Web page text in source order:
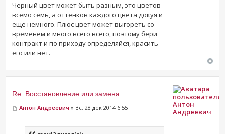
Черный цвет может быть разным, это цветов
всемо семь, а оттенков каждого цвета докуя и
еще немного. Плюс цвет может выгореть со
временем и много всего всего, поэтому бери
контракт и по приходу определяйся, красить
его или нет.
Re: Восстановление или замена
Aнтон Андреевич » Вс, 28 дек 2014 6:55
Aнтон
Андреевич